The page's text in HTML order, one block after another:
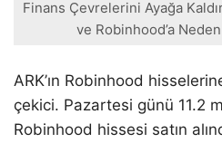
Finans Çevrelerini Ayağa
ve Robinhood’a Neden
ARK’ın Robinhood
çekici. Pazartesi günü 11.2
Robinhood hissesi satın